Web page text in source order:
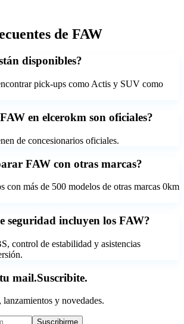
de FAW
disponibles?
pick-ups como Actis y SUV como
en elcerokm son oficiales?
de concesionarios oficiales.
FAW con otras marcas?
con más de 500 modelos de otras marcas 0km
seguridad incluyen los FAW?
control de estabilidad y asistencias
mail.Suscribite.
y novedades.
Suscribirme